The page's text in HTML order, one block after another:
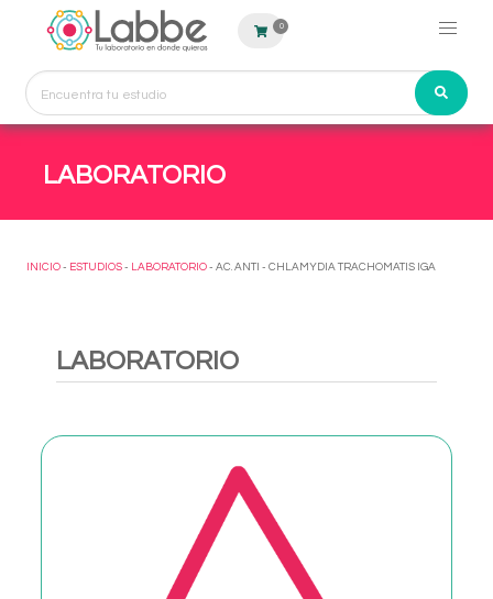
0
LABORATORIO
INICIO - ESTUDIOS - LABORATORIO - AC. ANTI - CHLAMYDIA TRACHOMATIS IGA
LABORATORIO